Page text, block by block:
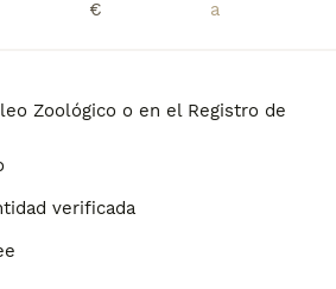
€
Zoológico o en el Registro de
verificada
LOS ANUNCIOS